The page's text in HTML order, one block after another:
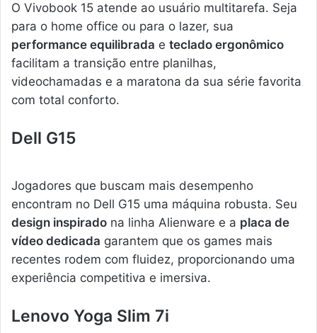
O Vivobook 15 atende ao usuário multitarefa. Seja
para o home office ou para o lazer, sua
performance equilibrada e teclado ergonômico
facilitam a transição entre planilhas,
videochamadas e a maratona da sua série favorita
com total conforto.
Dell G15
Jogadores que buscam mais desempenho
encontram no Dell G15 uma máquina robusta. Seu
design inspirado na linha Alienware e a placa de
vídeo dedicada garantem que os games mais
recentes rodem com fluidez, proporcionando uma
experiência competitiva e imersiva.
Lenovo Yoga Slim 7i